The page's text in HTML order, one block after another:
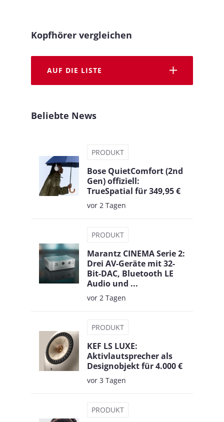
Kopfhörer vergleichen
AUF DIE LISTE
Beliebte News
PRODUKT
Bose QuietComfort (2nd
Gen) offiziell:
TrueSpatial für 349,95 €
vor 2 Tagen
PRODUKT
Marantz CINEMA Serie 2:
Drei AV-Geräte mit 32-
Bit-DAC, Bluetooth LE
Audio und ...
vor 2 Tagen
PRODUKT
KEF LS LUXE:
Aktivlautsprecher als
Designobjekt für 4.000 €
vor 3 Tagen
PRODUKT